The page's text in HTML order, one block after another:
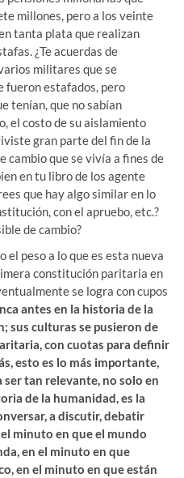
millones, pero a los veinte
tanta plata que realizan
¿Te acuerdas de
militares que se
fueron estafados, pero
tenían, que no sabían
el costo de su aislamiento
gran parte del fin de la
cambio que se vivía a fines de
en tu libro de los agente
que hay algo similar en lo
con el apruebo, etc.?
de cambio?
el peso a lo que es esta nueva
constitución paritaria en
se logra con cupos
antes en la historia de la
sus culturas se pusieron de
con cuotas para definir
esto es lo más importante,
tan relevante, no solo en
de la humanidad, es la
a discutir, debatir
minuto en que el mundo
en el minuto en que
en el minuto en que están